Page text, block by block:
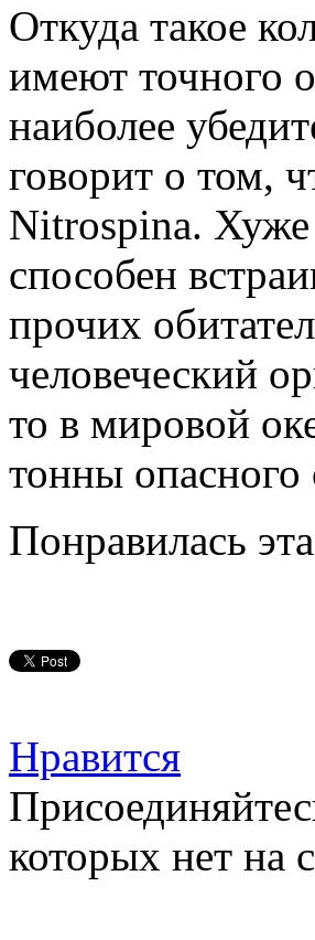
Откуда такое
имеют точного
наиболее
говорит о том,
Nitrospina. Хуже
способен
прочих
человеческий
то в мировой
тонны опасного
Понравилась
Нравится
которых нет на